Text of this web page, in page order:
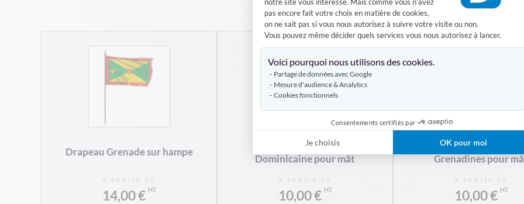
pas encore fait votre choix en matière de cookies,
on ne sait pas si vous nous autorisez à suivre votre visite ou non.
Vous pouvez même décider quels services vous nous autorisez à lancer.
Voici pourquoi nous utilisons des cookies.
Partage de données avec Google
Mesure d'audience & Analytics
Cookies fonctionnels
Consentements certifiés par
Je choisis OK pour moi
Produits similaires
Drapeau Grenade sur hampe
À PARTIR DE
14,00 €
Drapeau République
Dominicaine pour mât
À PARTIR DE
10,00 €
Drapeau Saint-Vincent-
Grenadines pour
À PARTIR DE
10,00 €